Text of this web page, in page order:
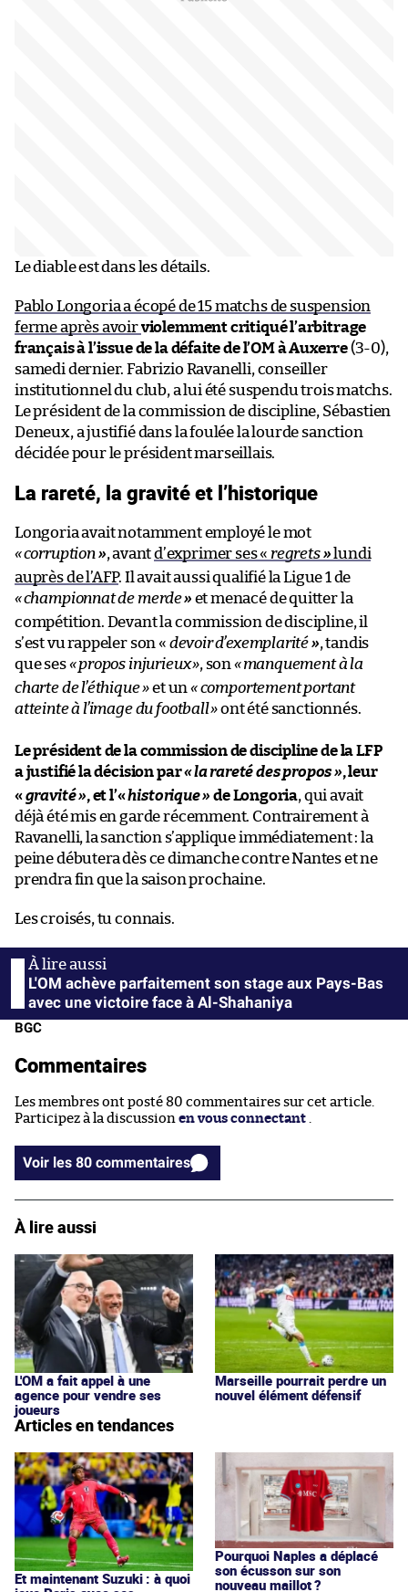
Le diable est dans les détails.
Pablo Longoria a écopé de 15 matchs de suspension
ferme après avoirviolemment critiqué l’arbitrage
français à l’issue de la défaite de l’OM à Auxerre(3-0),
samedi dernier. Fabrizio Ravanelli, conseiller
institutionnel du club, a lui été suspendu trois matchs.
Le président de la commission de discipline, Sébastien
Deneux, a justifié dans la foulée la lourde sanction
décidée pour le président marseillais.
La rareté, la gravité et l’historique
Longoria avait notamment employé le mot
«corruption», avantd’exprimer ses « regrets» lundi
auprès de l’AFP. Il avait aussi qualifié la Ligue 1 de
«championnat de merde» et menacé de quitter la
compétition. Devant la commission de discipline, il
s’est vu rappeler son « devoir d’exemplarité», tandis
que ses« propos injurieux», son «manquement à la
charte de l’éthique»et un «comportement portant
atteinte à l’image du football»ont été sanctionnés.
Le président de la commission de discipline de la LFP
a justifié la décision par«la rareté des propos», leur
«gravité», et l’«historique» de Longoria, qui avait
déjà été mis en garde récemment. Contrairement à
Ravanelli, la sanction s’applique immédiatement : la
peine débutera dès ce dimanche contre Nantes et ne
prendra fin que la saison prochaine.
Les croisés, tu connais.
L'OM achève parfaitement son stage aux Pays-Bas
avec une victoire face à Al-Shahaniya
BGC
Commentaires
Les membres ont posté 80 commentaires sur cet article.
Participez à la discussion en vous connectant
Voir les 80 commentaires
À lire aussi
L'OM a fait appel à une
agence pour vendre ses
joueurs
Marseille pourrait perdre un
nouvel élément défensif
Articles en tendances
Et maintenant Suzuki : à quoi
Pourquoi Naples a déplacé
son écusson sur son
nouveau maillot ?